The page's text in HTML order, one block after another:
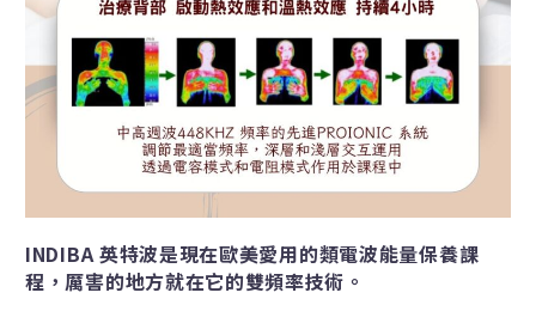
INDIBA 英特波是現在歐美愛用的類電波能量保養課
程，厲害的地方就在它的雙頻率技術。